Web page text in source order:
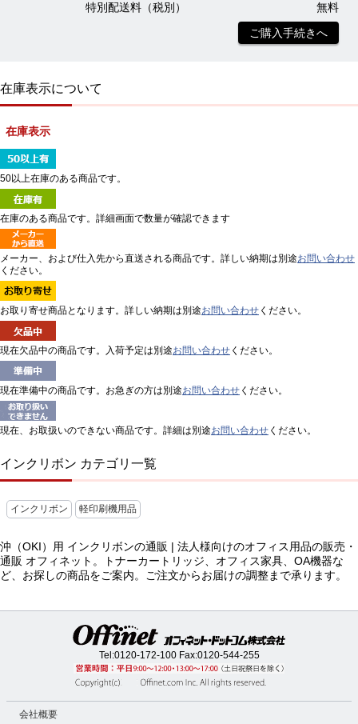
特別配送料（税別）
無料
ご購入手続きへ
在庫表示について
在庫表示
50以上在庫のある商品です。
在庫のある商品です。詳細画面で数量が確認できます
メーカー、および仕入先から直送される商品です。詳しい納期は別途お問い合わせ
ください。
お取り寄せ商品となります。詳しい納期は別途お問い合わせ ください。
現在欠品中の商品です。入荷予定は別途お問い合わせ ください。
現在準備中の商品です。お急ぎの方は別途お問い合わせ ください。
現在、お取扱いのできない商品です。詳細は別途お問い合わせ ください。
インクリボン カテゴリ一覧
インクリボン 軽印刷機用品
沖（OKI）用 インクリボンの通販 | 法人様向けのオフィス用品の販売・
通販 オフィネット。トナーカートリッジ、オフィス家具、OA機器な
ど、お探しの商品をご案内。ご注文からお届けの調整まで承ります。
Tel:0120-172-100Fax:0120-544-255
会社概要